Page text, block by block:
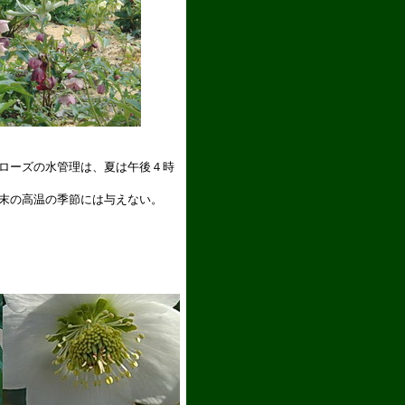
ーズの水管理は、夏は午後４時
高温の季節には与えない。